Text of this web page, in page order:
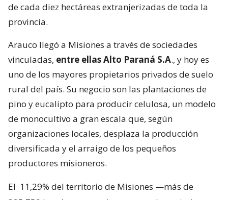
de cada diez hectáreas extranjerizadas de toda la
provincia.
Arauco llegó a Misiones a través de sociedades
vinculadas, entre ellas Alto Paraná S.A., y hoy es
uno de los mayores propietarios privados de suelo
rural del país. Su negocio son las plantaciones de
pino y eucalipto para producir celulosa, un modelo
de monocultivo a gran escala que, según
organizaciones locales, desplaza la producción
diversificada y el arraigo de los pequeños
productores misioneros.
El 11,29% del territorio de Misiones —más de